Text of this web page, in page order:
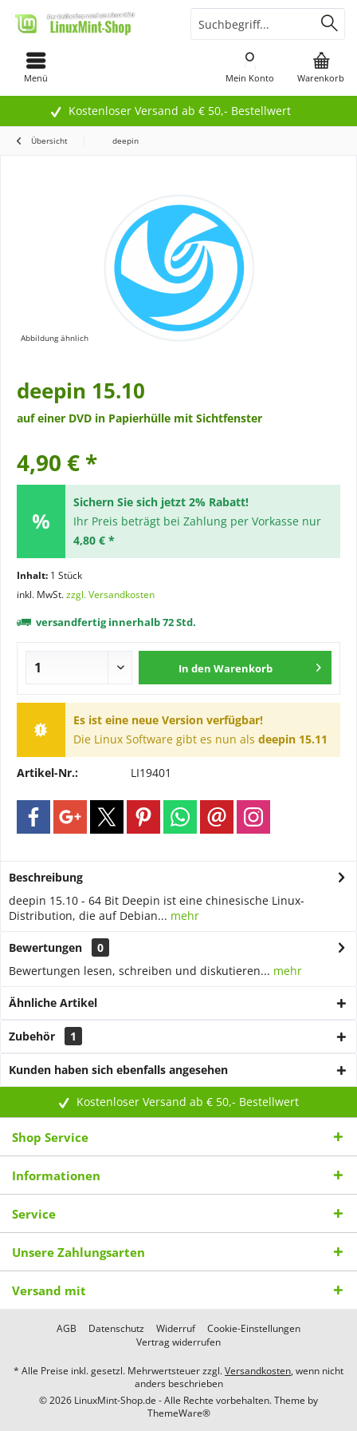
Kostenloser Versand ab € 50,- Bestellwert
Menü Warenkorb
Mein Konto
Übersicht deepin
Abbildung ähnlich
deepin 15.10
auf einer DVD in Papierhülle mit Sichtfenster
4,90 € *
Sichern Sie sich jetzt 2% Rabatt!
Ihr Preis beträgt bei Zahlung per Vorkasse nur
4,80 € *
Inhalt: 1 Stück
inkl. MwSt.zzgl. Versandkosten
versandfertig innerhalb 72 Std.
In den Warenkorb
Es ist eine neue Version verfügbar!
Die Linux Software gibt es nun als deepin 15.11
Artikel-Nr.: LI19401
Beschreibung
deepin 15.10 - 64 Bit Deepin ist eine chinesische Linux-
Distribution, die auf Debian... mehr
Bewertungen
0
Bewertungen lesen, schreiben und diskutieren... mehr
Ähnliche Artikel
Zubehör 1
Kunden haben sich ebenfalls angesehen
Kostenloser Versand ab € 50,- Bestellwert
Shop Service
Informationen
Service
Unsere Zahlungsarten
Versand mit
AGB Datenschutz Widerruf
Cookie-Einstellungen
Vertrag widerrufen
* Alle Preise inkl. gesetzl. Mehrwertsteuer zzgl.Versandkosten, wenn nicht
anders beschrieben
© 2026 LinuxMint-Shop.de - Alle Rechte vorbehalten. Theme by
ThemeWare®